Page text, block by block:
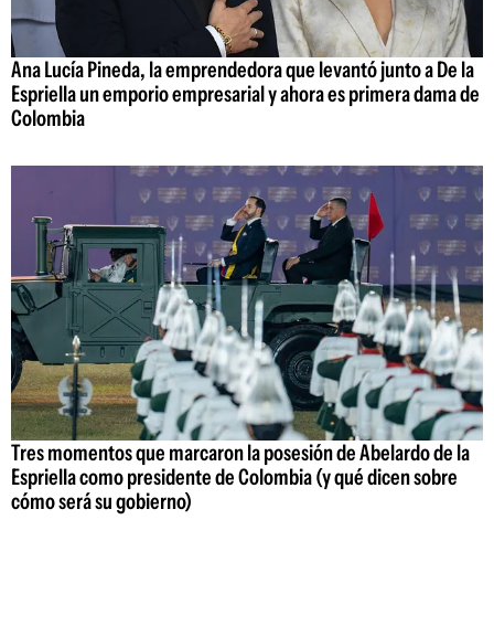
Ana Lucía Pineda, la emprendedora que levantó junto a De la
Espriella un emporio empresarial y ahora es primera dama de
Colombia
Tres momentos que marcaron la posesión de Abelardo de la
Espriella como presidente de Colombia (y qué dicen sobre
cómo será su gobierno)